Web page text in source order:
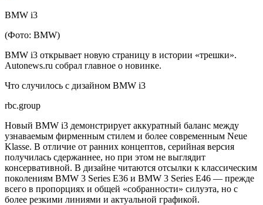
BMW i3
(Фото: BMW)
BMW i3 открывает новую страницу в истории «трешки».
Autonews.ru собрал главное о новинке.
Что случилось с дизайном BMW i3
rbc.group
Новый BMW i3 демонстрирует аккуратный баланс между
узнаваемым фирменным стилем и более современным Neue
Klasse. В отличие от ранних концептов, серийная версия
получилась сдержаннее, но при этом не выглядит
консервативной. В дизайне читаются отсылки к классическим
поколениям BMW 3 Series E36 и BMW 3 Series E46 — прежде
всего в пропорциях и общей «собранности» силуэта, но с
более резкими линиями и актуальной графикой.